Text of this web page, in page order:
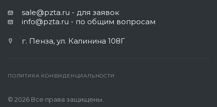
sale@pzta.ru - для заявок
info@pzta.ru - по общим вопросам
г. Пенза, ул. Калинина 108Г
ПОЛИТИКА КОНФИДЕНЦИАЛЬНОСТИ
© 2026 Все права защищены.